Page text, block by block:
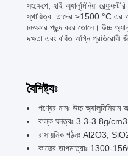
সংক্ষেপে, হাই অ্যালুমিনিয়া
স্থায়িত্ব. তাদের ≥1500 °C এর
চমৎকার পছন্দ করে তোলে। উচ্চ
দক্ষতা এবং বর্ধিত অগ্নি প্রতিরোধী
বৈশিষ্ট্যঃ
পণ্যের নামঃ উচ্চ অ্যালুমিনিয়াম
বাল্ক ঘনত্বঃ 3.3-3.8g/cm3
রাসায়নিক গঠনঃ Al2O3,
কাজের তাপমাত্রাঃ 1300-